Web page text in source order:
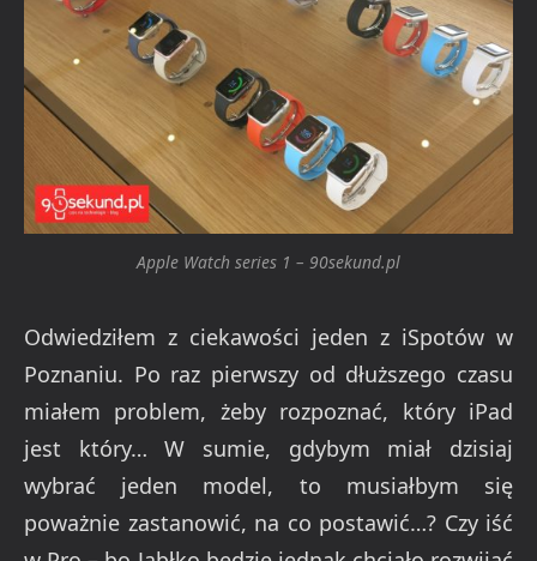
Apple Watch series 1 – 90sekund.pl
Odwiedziłem z ciekawości jeden z iSpotów w
Poznaniu. Po raz pierwszy od dłuższego czasu
miałem problem, żeby rozpoznać, który iPad
jest który… W sumie, gdybym miał dzisiaj
wybrać jeden model, to musiałbym się
poważnie zastanowić, na co postawić…? Czy iść